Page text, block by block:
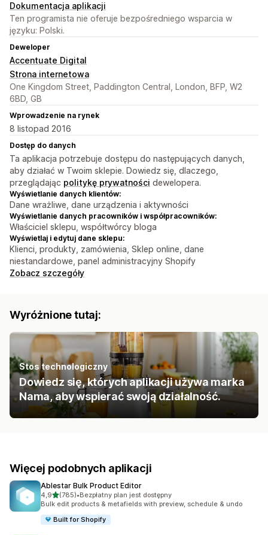
Dokumentacja aplikacji
Ten programista nie oferuje bezpośredniego wsparcia w
języku: Polski.
Deweloper
Accentuate Digital
Strona internetowa
One Kingdom Street, Paddington Central, London, BFP, W2
6BD, GB
Wprowadzenie na rynek
8 listopad 2016
Dostęp do danych
Ta aplikacja potrzebuje dostępu do następujących danych,
aby działać w Twoim sklepie. Dowiedz się, dlaczego,
przeglądając politykę prywatności dewelopera.
Wyświetlanie danych klientów:
Dane wrażliwe, dane urządzenia i aktywności
Wyświetlanie danych pracowników i współpracowników:
Właściciel sklepu, współtwórcy bloga
Wyświetlaj i edytuj dane sklepu:
Klienci, produkty, zamówienia, Sklep online, dane
niestandardowe, panel administracyjny Shopify
Zobacz szczegóły
Wyróżnione tutaj:
Stos technologiczny
Dowiedz się, których aplikacji używa marka
Nama, aby wspierać swoją działalność.
Więcej podobnych aplikacji
Ablestar Bulk Product Editor
4,9na 5 gwiazdek
(785)
Łączna liczba recenzji: 785
•Bezpłatny plan jest dostępny
Bulk edit products & metafields with preview, schedule & undo
Built for Shopify